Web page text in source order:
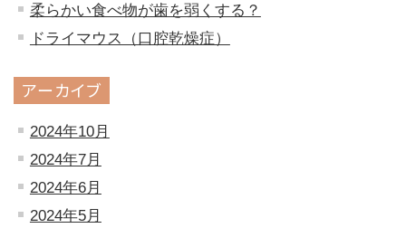
柔らかい食べ物が歯を弱くする？
ドライマウス（口腔乾燥症）
アーカイブ
2024年10月
2024年7月
2024年6月
2024年5月